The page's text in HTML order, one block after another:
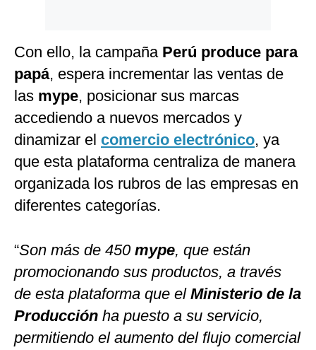
Con ello, la campaña Perú produce para
papá, espera incrementar las ventas de
las mype, posicionar sus marcas
accediendo a nuevos mercados y
dinamizar el comercio electrónico, ya
que esta plataforma centraliza de manera
organizada los rubros de las empresas en
diferentes categorías.
“Son más de 450 mype, que están
promocionando sus productos, a través
de esta plataforma que el Ministerio de la
Producción ha puesto a su servicio,
permitiendo el aumento del flujo comercial